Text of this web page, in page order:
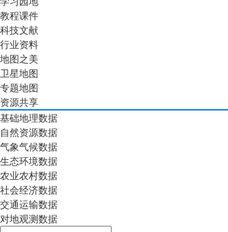
教程课件
科技文献
行业资料
地图之美
卫星地图
专题地图
资源共享
基础地理数据
自然资源数据
气象气候数据
生态环境数据
农业农村数据
社会经济数据
交通运输数据
对地观测数据